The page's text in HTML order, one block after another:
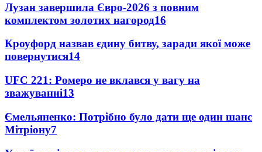
Лузан завершила Євро-2026 з повним
комплектом золотих нагород16
Кроуфорд назвав єдину битву, заради якої може
повернутися14
UFC 221: Ромеро не вклався у вагу на
зважуванні13
Ємельяненко: Потрібно було дати ще один шанс
Мітріону7